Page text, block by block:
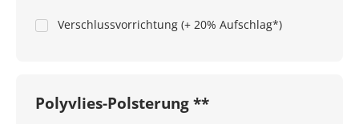
Verschlussvorrichtung (+ 20% Aufschlag*)
Polyvlies-Polsterung **